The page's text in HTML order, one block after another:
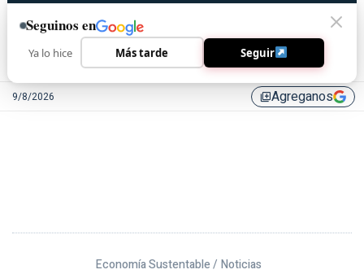
9/8/2026 library_addAgreganos
Economía Sustentable / Noticias
Seguinos en
Ya lo hice Más tarde Seguir